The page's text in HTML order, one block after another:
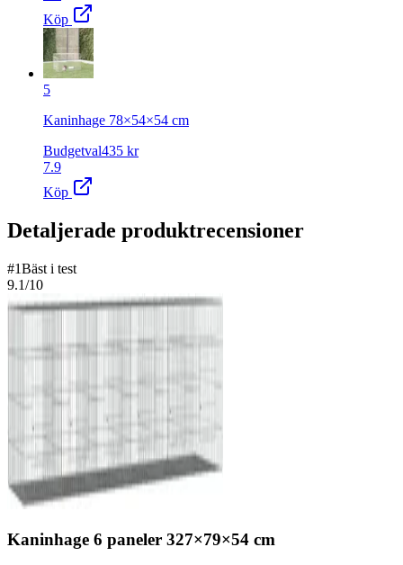
Köp
5
Kaninhage 78×54×54 cm
Budgetval435 kr
7.9
Köp
Detaljerade produktrecensioner
#1Bäst i test
9.1/10
Kaninhage 6 paneler 327×79×54 cm